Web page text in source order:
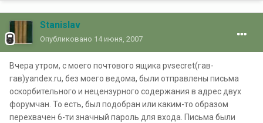
Stanislav
Опубликовано 14 июня, 2007
Вчера утром, с моего почтового ящика pvsecret(гав-
гав)yandex.ru, без моего ведома, были отправлены письма
оскорбительного и нецензурного содержания в адрес двух
форумчан. То есть, был подобран или каким-то образом
перехвачен 6-ти значный пароль для входа. Письма были